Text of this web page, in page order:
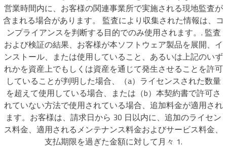
営業時間内に、お客様の関連事業所で実施される現地監査が
含まれる場合があります。 監査により収集された情報は、コ
ンプライアンスを判断する目的でのみ使用されます。. 監査
および検証の結果、お客様が本ソフトウェア製品を展開、イ
ンストール、または使用していること、あるいは上記のいず
れかを資産上でもしくは資産を通じて発生させることを許可
していることが判明した場合、（a）ライセンスされた数量
を超えて使用している場合、または（b）本契約書で許可さ
れていない方法で使用されている場合、追加料金が適用され
ます。お客様は、請求日から 30 日以内に、追加のライセン
ス料金、適用されるメンテナンス料金およびサービス料金、
支払期限を過ぎた金額に対して月々 1.